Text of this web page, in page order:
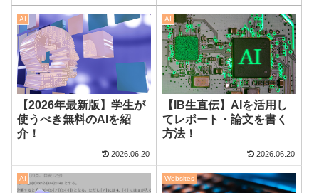
AI
【2026年最新版】学生が
使うべき無料のAIを紹
介！
2026.06.20
AI
【IB生直伝】AIを活用し
てレポート・論文を書く
方法！
2026.06.20
AI Websites